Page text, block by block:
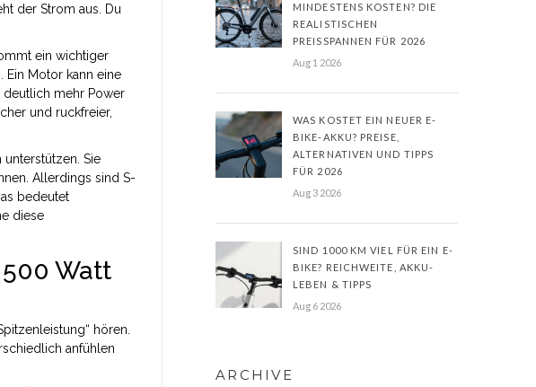
der Strom aus. Du
ein wichtiger
Ein Motor kann eine
deutlich mehr Power
und ruckfreier,
Sie
Allerdings sind S-
bedeutet
diese
Watt
hören.
anfühlen
MINDESTENS KOSTEN? DIE
REALISTISCHEN
PREISSPANNEN FÜR 2026
Aug 1 2026
WAS KOSTET EIN NEUER E-
BIKE-AKKU? PREISE,
ALTERNATIVEN UND TIPPS
FÜR 2026
Aug 3 2026
SIND 1000 KM VIEL FÜR EIN E-
BIKE? REICHWEITE, AKKU-
LEBEN & TIPPS
Aug 6 2026
ARCHIVE